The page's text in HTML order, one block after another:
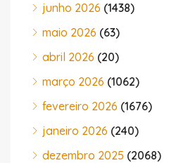
junho 2026 (1438)
maio 2026 (63)
abril 2026 (20)
março 2026 (1062)
fevereiro 2026 (1676)
janeiro 2026 (240)
dezembro 2025 (2068)